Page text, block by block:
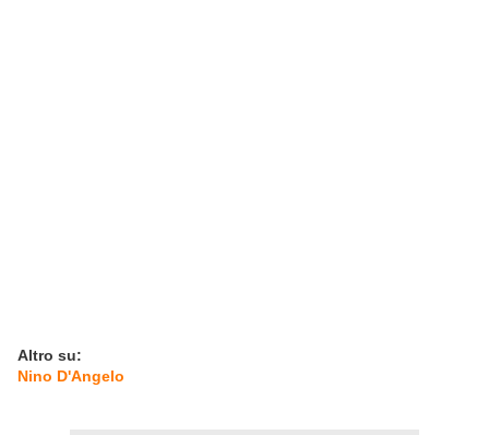
Altro su:
Nino D'Angelo